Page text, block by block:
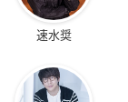
速水奨